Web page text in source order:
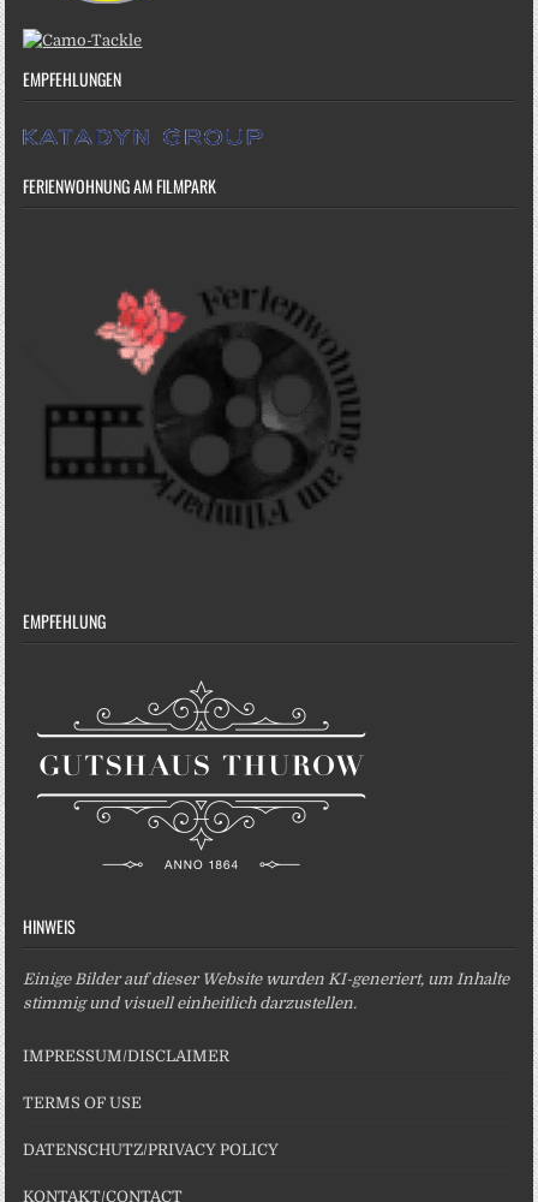
EMPFEHLUNGEN
FERIENWOHNUNG AM FILMPARK
EMPFEHLUNG
HINWEIS
Einige Bilder auf dieser Website wurden KI-generiert, um Inhalte
stimmig und visuell einheitlich darzustellen.
IMPRESSUM/DISCLAIMER
TERMS OF USE
DATENSCHUTZ/PRIVACY POLICY
KONTAKT/CONTACT